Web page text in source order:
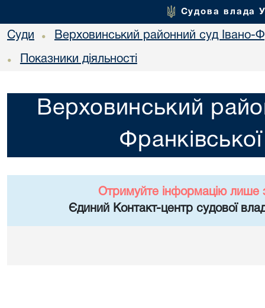
Судова влада
Суди • Верховинський районний суд Івано-
• Показники діяльності
Верховинський
Отримуйте інформацію лише
Єдиний Контакт-центр судової